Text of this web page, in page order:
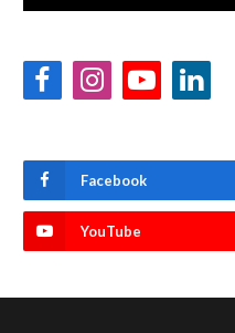
FacebookInstagramYouTube
Facebook
YouTube